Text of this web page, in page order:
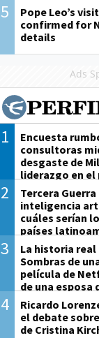
5
Pope Leo’s
confirmed for
details
Ads
1
Encuesta
consultoras
desgaste de
liderazgo en el
2
Tercera
inteligencia
cuáles serían
países
derrotados
3
La historia real
Sombras de
película de
de una esposa
su marido
4
Ricardo
el debate
de Cristina